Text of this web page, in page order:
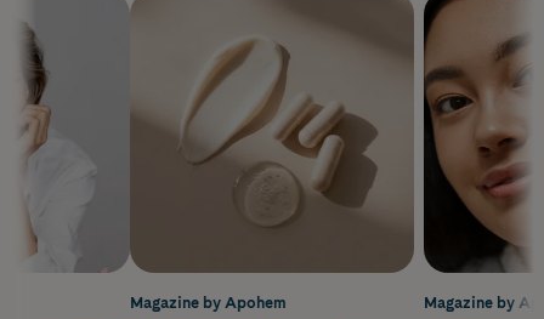
Magazine by
Magazine by Apohem